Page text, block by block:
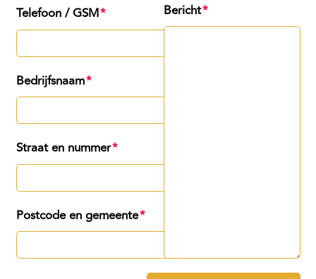
Telefoon / GSM
Bedrijfsnaam
Straat en nummer
Postcode en gemeente
Bericht